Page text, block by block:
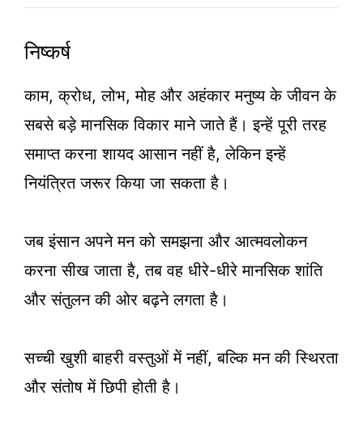
निष्कर्ष
काम, क्रोध, लोभ, मोह और अहंकार मनुष्य के जीवन के
सबसे बड़े मानसिक विकार माने जाते हैं। इन्हें पूरी तरह
समाप्त करना शायद आसान नहीं है, लेकिन इन्हें
नियंत्रित जरूर किया जा सकता है।
जब इंसान अपने मन को समझना और आत्मवलोकन
करना सीख जाता है, तब वह धीरे-धीरे मानसिक शांति
और संतुलन की ओर बढ़ने लगता है।
सच्ची खुशी बाहरी वस्तुओं में नहीं, बल्कि मन की स्थिरता
और संतोष में छिपी होती है।